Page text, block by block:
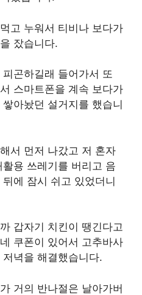
고 누워서 티비나 보다가
잤습니다.
곤하길래 들어가서 또
스마트폰을 계속 보다가
아놨던 설거지를 했습니
서 먼저 나갔고 저 혼자
용 쓰레기를 버리고 음
에 잠시 쉬고 있었더니
갑자기 치킨이 땡긴다고
쿠폰이 있어서 고추바사
녁을 해결했습니다.
거의 반나절은 날아가버